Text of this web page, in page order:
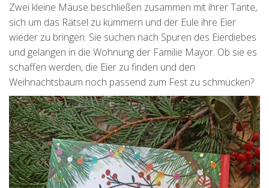
Zwei kleine Mäuse beschließen zusammen mit ihrer Tante,
sich um das Rätsel zu kümmern und der Eule ihre Eier
wieder zu bringen. Sie suchen nach Spuren des Eierdiebes
und gelangen in die Wohnung der Familie Mayor. Ob sie es
schaffen werden, die Eier zu finden und den
Weihnachtsbaum noch passend zum Fest zu schmücken?